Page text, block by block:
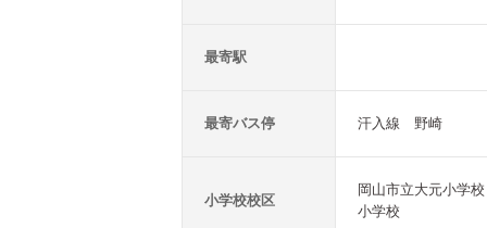
最寄駅
最寄バス停 汗入線 野崎
小学校校区
岡山市立大元小学
小学校